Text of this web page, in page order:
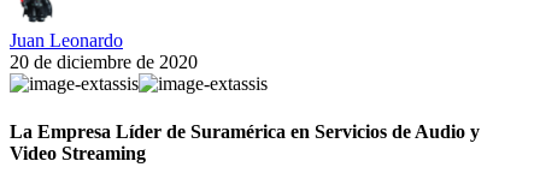
Juan Leonardo
20 de diciembre de 2020
La Empresa Líder de Suramérica en Servicios de Audio y
Video Streaming